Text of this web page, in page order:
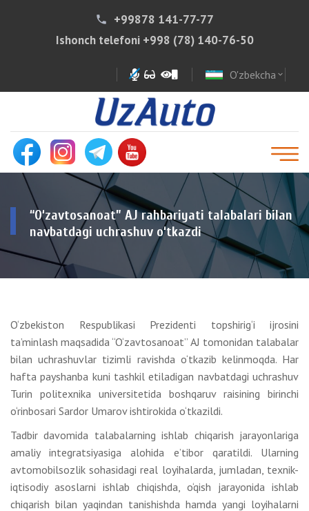
phone
+99878 141-77-77
Ishonch telefoni +998 (78) 140-76-50
O'zbekcha expand_more
“O‘zavtosanoat” AJ rahbariyati talabalari bilan
navbatdagi uchrashuv o‘tkazdi
O‘zbekiston Respublikasi Prezidenti topshirig‘i ijrosini
ta’minlash maqsadida “O‘zavtosanoat” AJ tomonidan talabalar
bilan uchrashuvlar tizimli ravishda o‘tkazib kelinmoqda. Har
hafta payshanba kuni tashkil etiladigan navbatdagi uchrashuv
Turin politexnika universitetida boshqaruv raisining birinchi
o‘rinbosari Sardor Umarov ishtirokida o‘tkazildi.
Tadbir davomida talabalarning ishlab chiqarish jarayonlariga
amaliy integratsiyasiga alohida e’tibor qaratildi. Ularning
avtomobilsozlik sohasidagi real loyihalarda, jumladan, texnik-
iqtisodiy asoslarni ishlab chiqishda, o‘qish jarayonida ishlab
chiqarish bilan yaqindan tanishishda hamda yangi loyihalarni